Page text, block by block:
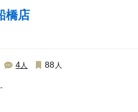
橋店
4人 88 人
-